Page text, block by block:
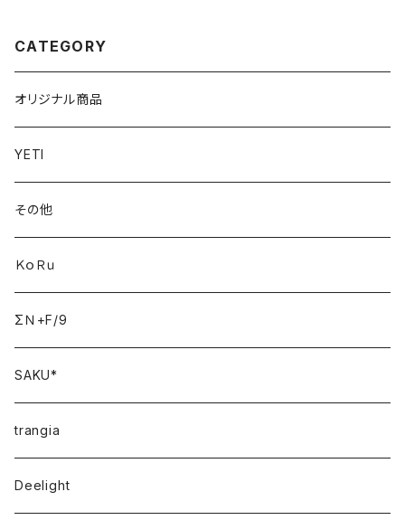
CATEGORY
オリジナル商品
YETI
その他
ＫｏＲｕ
ΣＮ+F/9
SAKU*
trangia
Deelight